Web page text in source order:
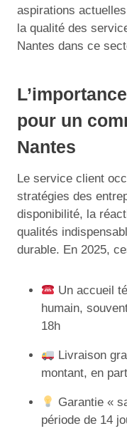
aspirations
la qualité des
Nantes dans ce
pour un
Nantes
Le service client
stratégies des
disponibilité, la
qualités
durable. En 2025,
Un accueil
humain,
18h
Livraison
montant, en
Garantie «
période de 14